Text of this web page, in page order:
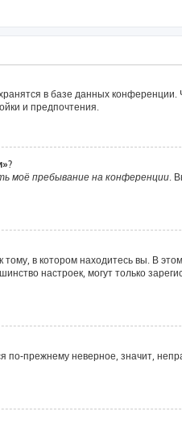
в базе данных
и предпочтения.
моё пребывание на конференции.
в котором находитесь вы. В
настроек, могут только
по-прежнему неверное, значит,